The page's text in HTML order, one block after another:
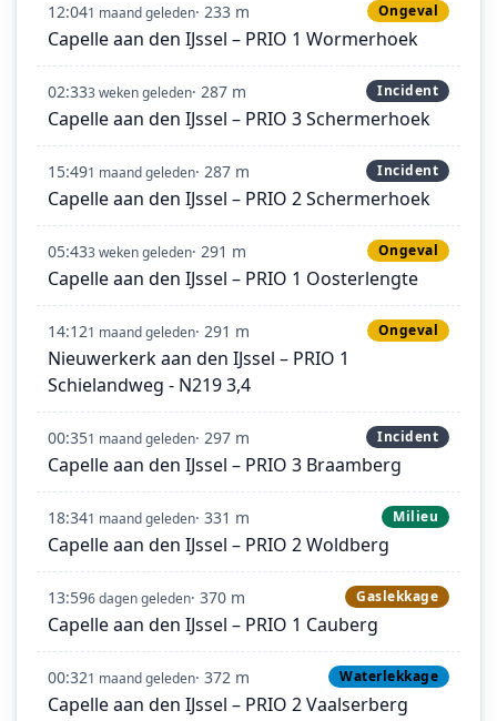
12:041 maand geleden· 233 m Ongeval
Capelle aan den IJssel – PRIO 1 Wormerhoek
02:333 weken geleden· 287 m Incident
Capelle aan den IJssel – PRIO 3 Schermerhoek
15:491 maand geleden· 287 m Incident
Capelle aan den IJssel – PRIO 2 Schermerhoek
05:433 weken geleden· 291 m Ongeval
Capelle aan den IJssel – PRIO 1 Oosterlengte
14:121 maand geleden· 291 m Ongeval
Nieuwerkerk aan den IJssel – PRIO 1
Schielandweg - N219 3,4
00:351 maand geleden· 297 m Incident
Capelle aan den IJssel – PRIO 3 Braamberg
18:341 maand geleden· 331 m Milieu
Capelle aan den IJssel – PRIO 2 Woldberg
13:596 dagen geleden· 370 m Gaslekkage
Capelle aan den IJssel – PRIO 1 Cauberg
00:321 maand geleden· 372 m Waterlekkage
Capelle aan den IJssel – PRIO 2 Vaalserberg